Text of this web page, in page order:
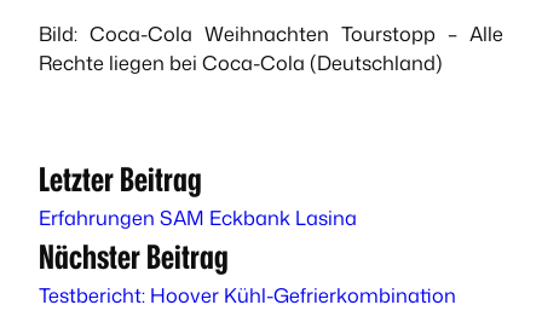
Bild: Coca-Cola Weihnachten Tourstopp – Alle
Rechte liegen bei Coca-Cola (Deutschland)
Letzter Beitrag
Erfahrungen SAM Eckbank Lasina
Nächster Beitrag
Testbericht: Hoover Kühl-Gefrierkombination